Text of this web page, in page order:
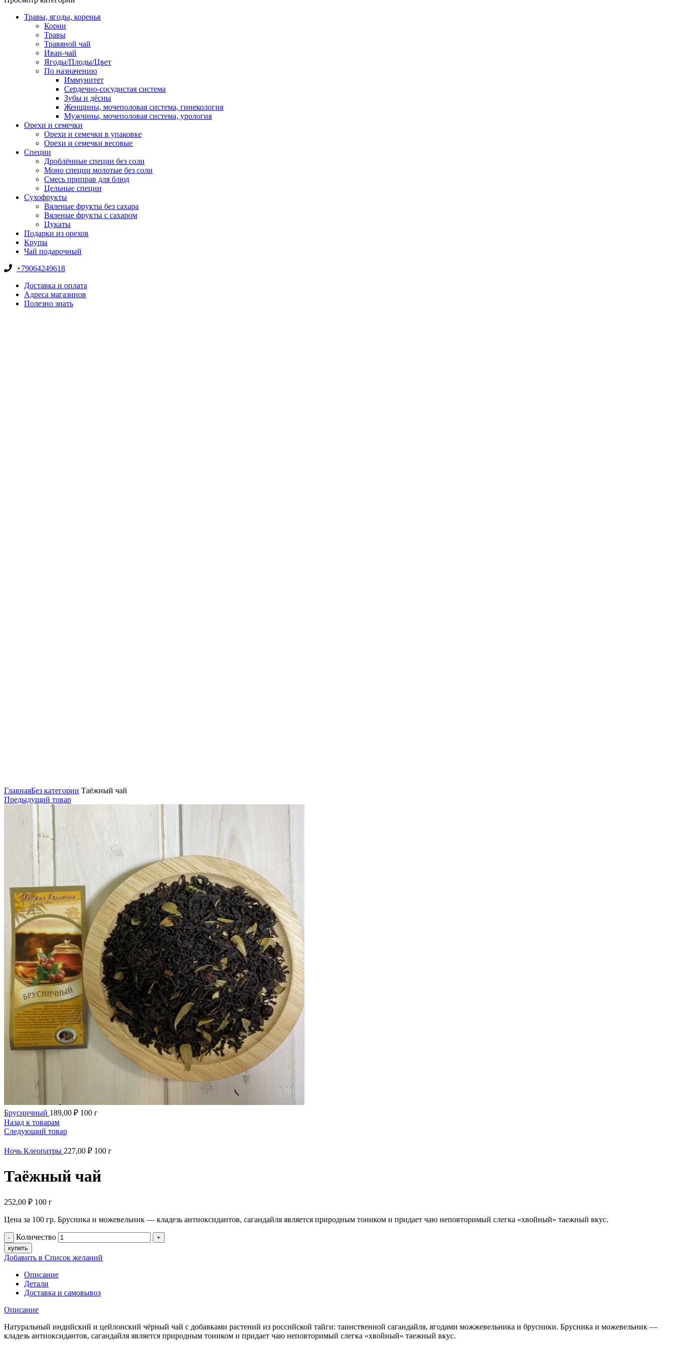
Травы, ягоды, коренья
Корни
Травы
Травяной чай
Иван-чай
Ягоды/Плоды/Цвет
По назначению
Иммунитет
Сердечно-сосудистая система
Зубы и дёсны
Женщины, мочеполовая система, гинекология
Мужчины, мочеполовая система, урология
Орехи и семечки
Орехи и семечки в упаковке
Орехи и семечки весовые
Специи
Дроблённые специи без соли
Моно специи молотые без соли
Смесь приправ для блюд
Цельные специи
Сухофрукты
Вяленые фрукты без сахара
Вяленые фрукты с сахаром
Цукаты
Подарки из орехов
Крупы
Чай подарочный
+79064249618
Доставка и оплата
Адреса магазинов
Полезно знать
ГлавнаяБез категории Таёжный чай
Предыдущий товар
Брусничный 189,00 ₽ 100 г
Назад к товарам
Следующий товар
Ночь Клеопатры 227,00 ₽ 100 г
Таёжный чай
252,00 ₽ 100 г
Цена за 100 гр. Брусника и можевельник — кладезь антиоксидантов, сагандайля является природным тоником и придает чаю неповторимый слегка «хвойный» таежный вкус.
Количество
купить
Добавить в Список желаний
Описание
Детали
Доставка и самовывоз
Описание
Натуральный индийский и цейлонский чёрный чай с добавками растений из российской тайги: таинственной сагандайля, ягодами можжевельника и брусники. Брусника и можевельник —
кладезь антиоксидантов, сагандайля является природным тоником и придает чаю неповторимый слегка «хвойный» таежный вкус.